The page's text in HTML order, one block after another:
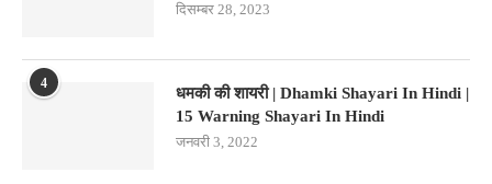
दिसम्बर 28, 2023
4
धमकी की शायरी | Dhamki Shayari In Hindi |
15 Warning Shayari In Hindi
जनवरी 3, 2022